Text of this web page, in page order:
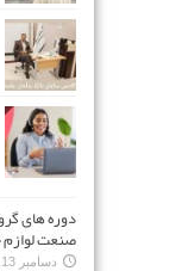
دوره های
صنعت لوازم
دسامبر 13, 2025